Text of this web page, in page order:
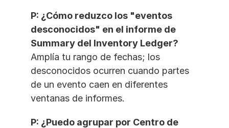
P: ¿Cómo reduzco los "eventos
desconocidos" en el informe de
Summary del Inventory Ledger?
Amplía tu rango de fechas; los
desconocidos ocurren cuando partes
de un evento caen en diferentes
ventanas de informes.
P: ¿Puedo agrupar por Centro de